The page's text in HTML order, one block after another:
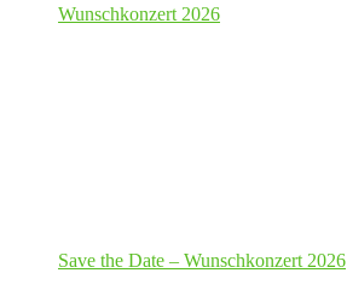
Wunschkonzert 2026
Save the Date – Wunschkonzert 2026